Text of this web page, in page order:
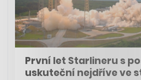
První let Starlineru s
uskuteční nejdříve ve